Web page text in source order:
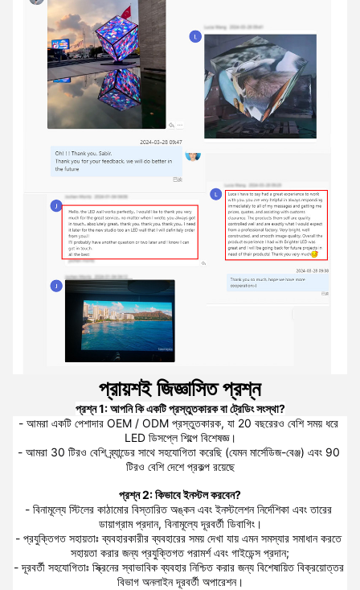
প্রায়শই জিজ্ঞাসিত প্রশ্ন
প্রশ্ন 1: আপনি কি একটি প্রস্তুতকারক বা ট্রেডিং সংস্থা?
- আমরা একটি পেশাদার OEM / ODM প্রস্তুতকারক, যা 20 বছরেরও বেশি সময় ধরে
LED ডিসপ্লে শিল্পে বিশেষজ্ঞ।
- আমরা 30 টিরও বেশি ব্র্যান্ডের সাথে সহযোগিতা করেছি (যেমন মার্সেডিজ-বেঞ্জ) এবং 90
টিরও বেশি দেশে প্রকল্প রয়েছে
প্রশ্ন 2: কিভাবে ইনস্টল করবেন?
- বিনামূল্যে স্টিলের কাঠামোর বিস্তারিত অঙ্কন এবং ইনস্টলেশন নির্দেশিকা এবং তারের
ডায়াগ্রাম প্রদান, বিনামূল্যে দূরবর্তী ডিবাগিং।
- প্রযুক্তিগত সহায়তাঃ ব্যবহারকারীর ব্যবহারের সময় দেখা যায় এমন সমস্যার সমাধান করতে
সহায়তা করার জন্য প্রযুক্তিগত পরামর্শ এবং গাইডেন্স প্রদান;
- দূরবর্তী সহযোগিতাঃ স্ক্রিনের স্বাভাবিক ব্যবহার নিশ্চিত করার জন্য বিশেষায়িত বিক্রয়োত্তর
বিভাগ অনলাইন দূরবর্তী অপারেশন।